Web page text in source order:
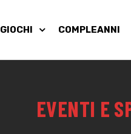
GIOCHI COMPLEANNI
EVENTI E